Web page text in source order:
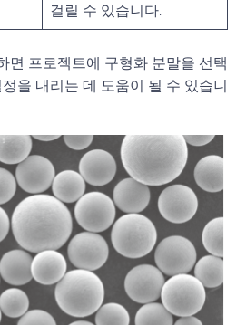
걸릴 수 있습니다.
면 프로젝트에 구형화 분말을 선택
을 내리는 데 도움이 될 수 있습니